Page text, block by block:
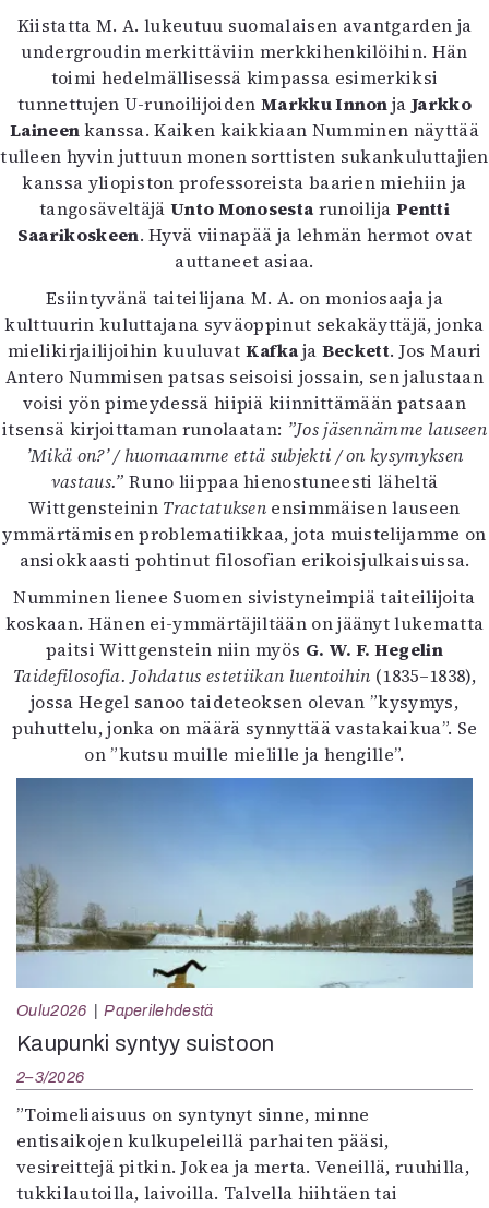
Kiistatta M. A. lukeutuu suomalaisen avantgarden ja
undergroudin merkittäviin merkkihenkilöihin. Hän
toimi hedelmällisessä kimpassa esimerkiksi
tunnettujen U-runoilijoiden Markku InnonjaJarkko
Laineenkanssa. Kaiken kaikkiaan Numminen näyttää
tulleen hyvin juttuun monen sorttisten sukankuluttajien
kanssa yliopiston professoreista baarien miehiin ja
tangosäveltäjä Unto Monosesta runoilija Pentti
Saarikoskeen. Hyvä viinapää ja lehmän hermot ovat
auttaneet asiaa.
Esiintyvänä taiteilijana M. A. on moniosaaja ja
kulttuurin kuluttajana syväoppinut sekakäyttäjä, jonka
mielikirjailijoihin kuuluvat Kafkaja Beckett. Jos Mauri
Antero Nummisen patsas seisoisi jossain, sen jalustaan
voisi yön pimeydessä hiipiä kiinnittämään patsaan
itsensä kirjoittaman runolaatan: ”Jos jäsennämme lauseen
’Mikä on?’ / huomaamme että subjekti / on kysymyksen
vastaus.” Runo liippaa hienostuneesti läheltä
Wittgensteinin Tractatuksen ensimmäisen lauseen
ymmärtämisen problematiikkaa, jota muistelijamme on
ansiokkaasti pohtinut filosofian erikoisjulkaisuissa.
Numminen lienee Suomen sivistyneimpiä taiteilijoita
koskaan. Hänen ei-ymmärtäjiltään on jäänyt lukematta
paitsi Wittgenstein niin myös G. W. F. Hegelin
Taidefilosofia. Johdatus estetiikan luentoihin (1835–1838),
jossa Hegel sanoo taideteoksen olevan ”kysymys,
puhuttelu, jonka on määrä synnyttää vastakaikua”. Se
on ”kutsu muille mielille ja hengille”.
Oulu2026 Paperilehdestä
Kaupunki syntyy suistoon
2–3/2026
”Toimeliaisuus on syntynyt sinne, minne
entisaikojen kulkupeleillä parhaiten pääsi,
vesireittejä pitkin. Jokea ja merta. Veneillä, ruuhilla,
tukkilautoilla, laivoilla. Talvella hiihtäen tai